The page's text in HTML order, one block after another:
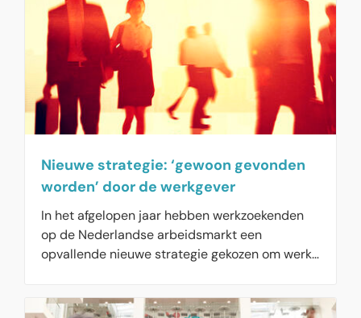
Nieuwe strategie: ‘gewoon gevonden
worden’ door de werkgever
In het afgelopen jaar hebben werkzoekenden
op de Nederlandse arbeidsmarkt een
opvallende nieuwe strategie gekozen om werk
gevonden te worden' door werkgevers.